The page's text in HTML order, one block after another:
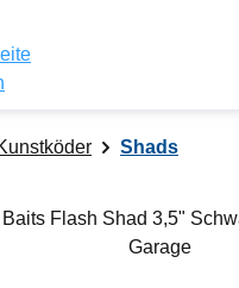
Shads
überspringen